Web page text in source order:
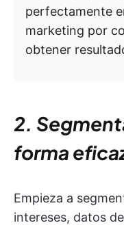
perfectamente
marketing por
obtener
2.
forma
Empieza a
intereses, datos